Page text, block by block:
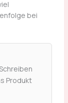
bei
Produkt